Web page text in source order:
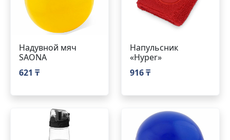
Надувной мяч
SAONA
621 ₸
Напульсник
«Hyper»
916 ₸